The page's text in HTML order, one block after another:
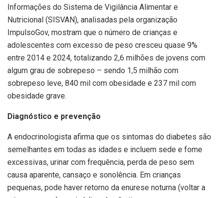
Informações do Sistema de Vigilância Alimentar e
Nutricional (SISVAN), analisadas pela organização
ImpulsoGov, mostram que o número de crianças e
adolescentes com excesso de peso cresceu quase 9%
entre 2014 e 2024, totalizando 2,6 milhões de jovens com
algum grau de sobrepeso – sendo 1,5 milhão com
sobrepeso leve, 840 mil com obesidade e 237 mil com
obesidade grave.
Diagnóstico e prevenção
A endocrinologista afirma que os sintomas do diabetes são
semelhantes em todas as idades e incluem sede e fome
excessivas, urinar com frequência, perda de peso sem
causa aparente, cansaço e sonolência. Em crianças
pequenas, pode haver retorno da enurese noturna (voltar a